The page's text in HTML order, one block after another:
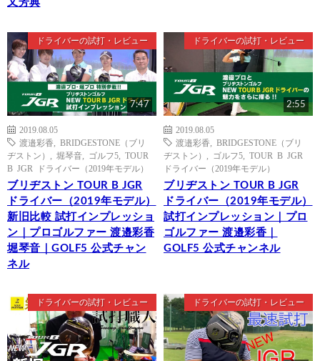
又芳典
ドライバーの試打・レビュー
7:47
2019.08.05
渡邉彩香
BRIDGESTONE（ブリ
ヂストン）
堀琴音 ゴルフ5
TOUR
B JGR ドライバー（2019年モデル）
ブリヂストン TOUR B JGR
ドライバー（2019年モデル）
新旧比較 試打インプレッショ
ン｜プロゴルファー 渡邉彩香
堀琴音｜GOLF5 公式チャン
ネル
ドライバーの試打・レビュー
2:55
2019.08.05
渡邉彩香
BRIDGESTONE（ブリ
ヂストン）
ゴルフ5
TOUR B JGR
ドライバー（2019年モデル）
ブリヂストン TOUR B JGR
ドライバー（2019年モデル）
試打インプレッション｜プロ
ゴルファー 渡邉彩香｜
GOLF5 公式チャンネル
ドライバーの試打・レビュー ドライバーの試打・レビュー